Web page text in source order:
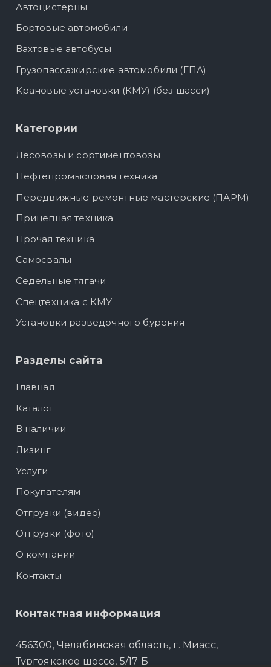
Автоцистерны
Бортовые автомобили
Вахтовые автобусы
Грузопассажирские автомобили (ГПА)
Крановые установки (КМУ) (без шасси)
Категории
Лесовозы и сортиментовозы
Нефтепромысловая техника
Передвижные ремонтные мастерские (ПАРМ)
Прицепная техника
Прочая техника
Самосвалы
Седельные тягачи
Спецтехника с КМУ
Установки разведочного бурения
Разделы сайта
Главная
Каталог
В наличии
Лизинг
Услуги
Покупателям
Отгрузки (видео)
Отгрузки (фото)
О компании
Контакты
Контактная информация
456300, Челябинская область, г. Миасс,
Тургоякское шоссе, 5/17 Б